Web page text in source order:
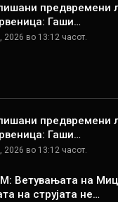
предвремени
Гаши…
2026 во 13:12 часот.
предвремени
Гаши…
2026 во 13:12 часот.
Ветувањата на
на струјата не…